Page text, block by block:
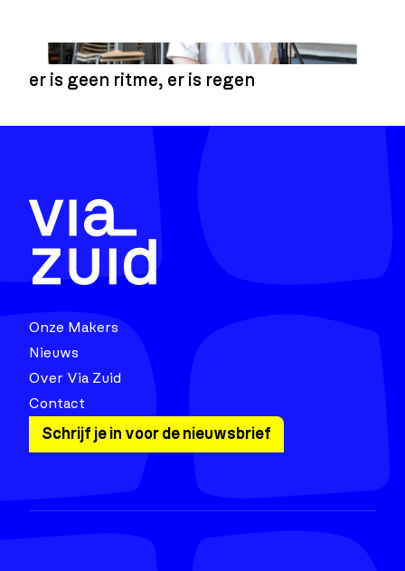
er is geen ritme, er is regen
Onze Makers
Nieuws
Over Via Zuid
Contact
Schrijf je in voor de nieuwsbrief